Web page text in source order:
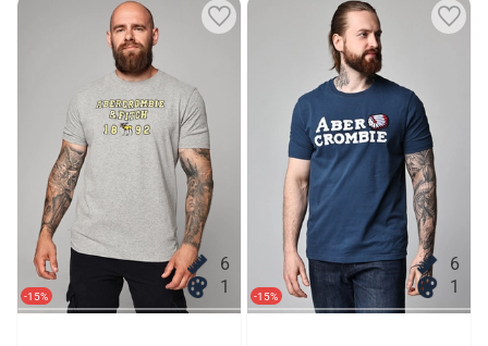
-15%
6
1
-15%
6
1